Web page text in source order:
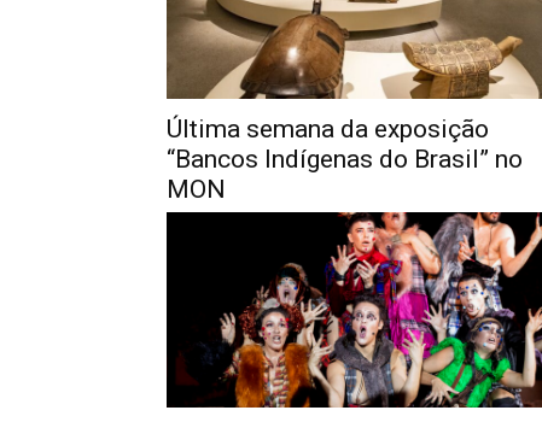
Última semana da exposição
“Bancos Indígenas do Brasil” no
MON